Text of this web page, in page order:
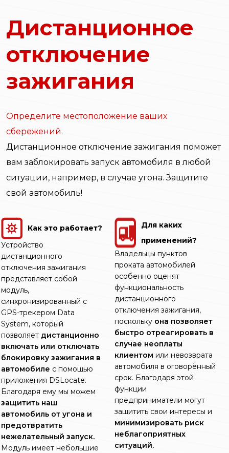
Дистанционное
отключение
зажигания
Определите местоположение ваших
сбережений.
Дистанционное отключение зажигания поможет
вам заблокировать запуск автомобиля в любой
ситуации, например, в случае угона. Защитите
свой автомобиль!
Как это работает?
Устройство
дистанционного
отключения зажигания
представляет собой
модуль,
синхронизированный с
GPS-трекером Data
System, который
позволяет дистанционно
включать или отключать
блокировку зажигания в
автомобиле с помощью
приложения DSLocate.
Благодаря ему мы можем
защитить наш
автомобиль от угона и
предотвратить
нежелательный запуск.
Модуль имеет небольшие
Для каких
применений?
Владельцы пунктов
проката автомобилей
особенно оценят
функциональность
дистанционного
отключения зажигания,
поскольку она позволяет
быстро отреагировать в
случае неоплаты
клиентом или невозврата
автомобиля в оговорённый
срок. Благодаря этой
функции
предприниматели могут
защитить свои интересы и
минимизировать риск
неблагоприятных
ситуаций.